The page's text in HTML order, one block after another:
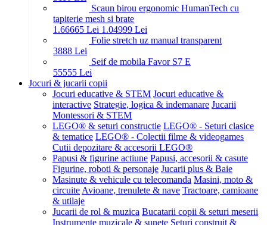
Scaun birou ergonomic HumanTech cu
tapiterie mesh si brate
1.66665 Lei 1.04999 Lei
Folie stretch uz manual transparent
3888 Lei
Seif de mobila Favor S7 E
55555 Lei
Jocuri & jucarii copii
Jocuri educative & STEM Jocuri educative &
interactive Strategie, logica & indemanare Jucarii
Montessori & STEM
LEGO® & seturi constructie LEGO® - Seturi clasice
& tematice LEGO® - Colectii filme & videogames
Cutii depozitare & accesorii LEGO®
Papusi & figurine actiune Papusi, accesorii & casute
Figurine, roboti & personaje Jucarii plus & Baie
Masinute & vehicule cu telecomanda Masini, moto &
circuite Avioane, trenulete & nave Tractoare, camioane
& utilaje
Jucarii de rol & muzica Bucatarii copii & seturi meserii
Instrumente muzicale & sunete Seturi construit &